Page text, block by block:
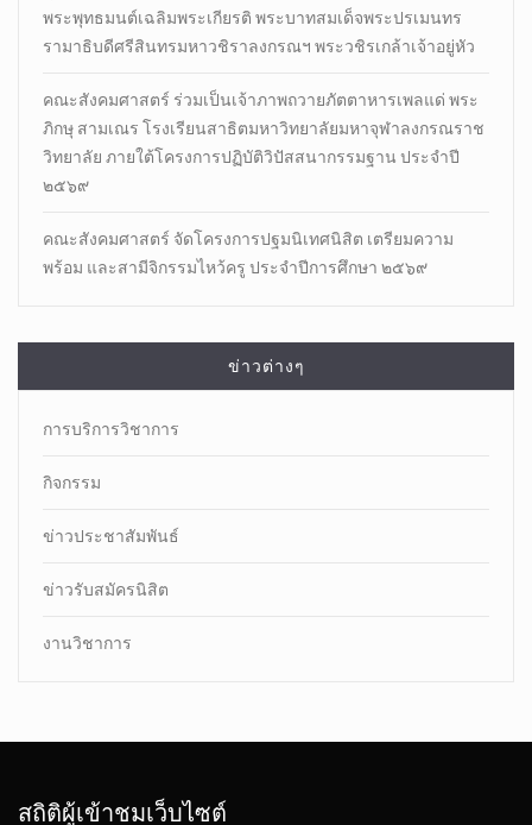
พระพุทธมนต์เฉลิมพระเกียรติ พระบาทสมเด็จพระปรเมนทร
รามาธิบดีศรีสินทรมหาวชิราลงกรณฯ พระวชิรเกล้าเจ้าอยู่หัว
คณะสังคมศาสตร์ ร่วมเป็นเจ้าภาพถวายภัตตาหารเพลแด่ พระ
ภิกษุ สามเณร โรงเรียนสาธิตมหาวิทยาลัยมหาจุฬาลงกรณราช
วิทยาลัย ภายใต้โครงการปฏิบัติวิปัสสนากรรมฐาน ประจำปี
๒๕๖๙
คณะสังคมศาสตร์ จัดโครงการปฐมนิเทศนิสิต เตรียมความ
พร้อม และสามีจิกรรมไหว้ครู ประจำปีการศึกษา ๒๕๖๙
ข่าวต่างๆ
การบริการวิชาการ
กิจกรรม
ข่าวประชาสัมพันธ์
ข่าวรับสมัครนิสิต
งานวิชาการ
สถิติผู้เข้าชมเว็บไซต์